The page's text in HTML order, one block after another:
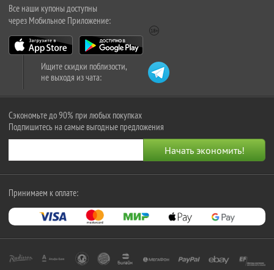
Все наши купоны доступны
через Мобильное Приложение:
Ищите скидки поблизости,
не выходя из чата:
Сэкономьте до 90% при любых покупках
Подпишитесь на самые выгодные предложения
Принимаем к оплате: